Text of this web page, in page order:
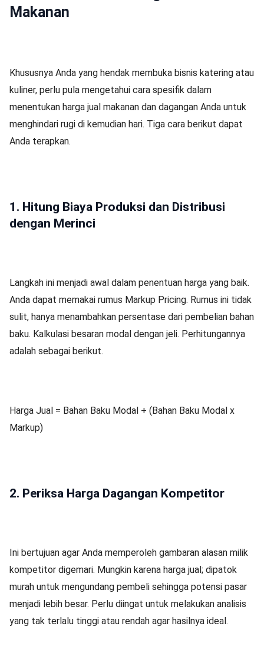
Makanan
Khususnya Anda yang hendak membuka bisnis katering atau
kuliner, perlu pula mengetahui cara spesifik dalam
menentukan harga jual makanan dan dagangan Anda untuk
menghindari rugi di kemudian hari. Tiga cara berikut dapat
Anda terapkan.
1. Hitung Biaya Produksi dan Distribusi
dengan Merinci
Langkah ini menjadi awal dalam penentuan harga yang baik.
Anda dapat memakai rumus Markup Pricing. Rumus ini tidak
sulit, hanya menambahkan persentase dari pembelian bahan
baku. Kalkulasi besaran modal dengan jeli. Perhitungannya
adalah sebagai berikut.
Harga Jual = Bahan Baku Modal + (Bahan Baku Modal x
Markup)
2. Periksa Harga Dagangan Kompetitor
Ini bertujuan agar Anda memperoleh gambaran alasan milik
kompetitor digemari. Mungkin karena harga jual; dipatok
murah untuk mengundang pembeli sehingga potensi pasar
menjadi lebih besar. Perlu diingat untuk melakukan analisis
yang tak terlalu tinggi atau rendah agar hasilnya ideal.